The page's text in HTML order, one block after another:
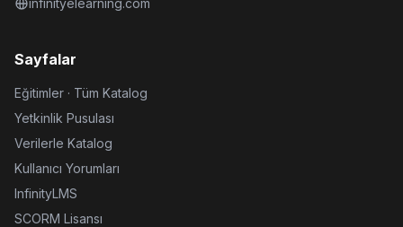
infinityelearning.com
Sayfalar
Eğitimler · Tüm Katalog
Yetkinlik Pusulası
Verilerle Katalog
Kullanıcı Yorumları
InfinityLMS
SCORM Lisansı